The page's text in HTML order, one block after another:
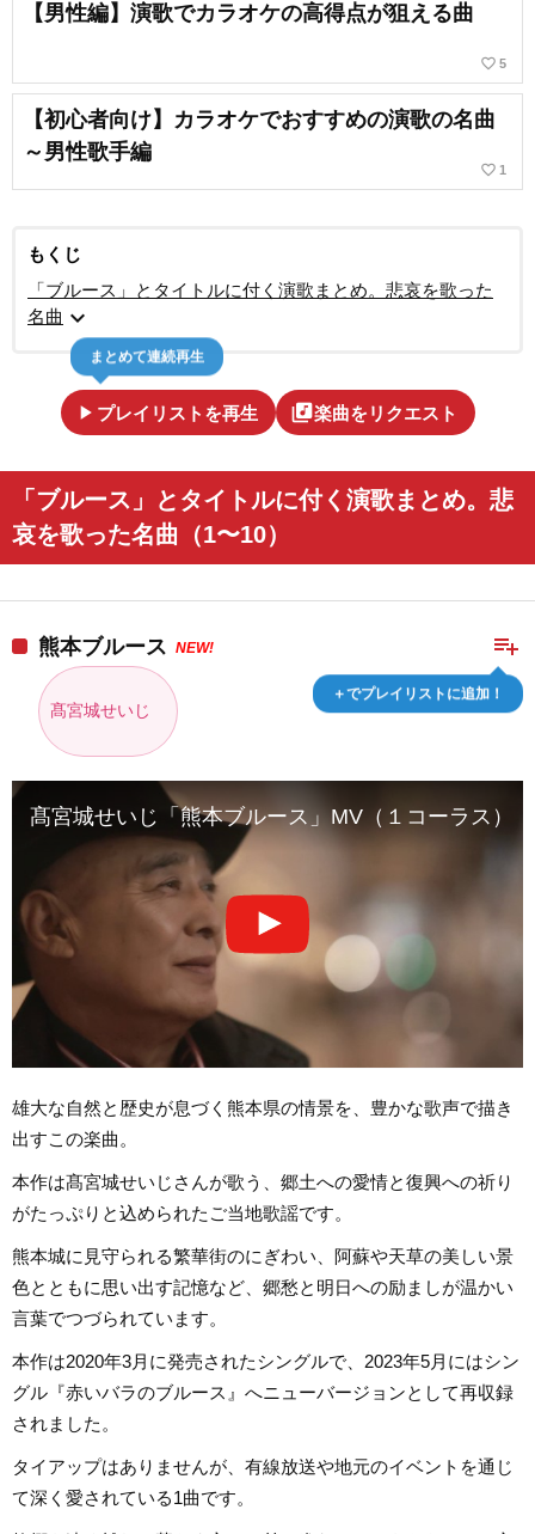
【男性編】演歌でカラオケの高得点が狙える曲
favorite_border 5
【初心者向け】カラオケでおすすめの演歌の名曲
～男性歌手編
favorite_border 1
もくじ
「ブルース」とタイトルに付く演歌まとめ。悲哀を歌った
名曲 expand_more
play_arrow プレイリストを再生
まとめて連続再生
library_music楽曲をリクエスト
「ブルース」とタイトルに付く演歌まとめ。悲
哀を歌った名曲（1〜10）
playlist_add
＋でプレイリストに追加！
熊本ブルース NEW!
髙宮城せいじ
髙宮城せいじ「熊本ブルース」MV（１コーラス）
雄大な自然と歴史が息づく熊本県の情景を、豊かな歌声で描き
出すこの楽曲。
本作は髙宮城せいじさんが歌う、郷土への愛情と復興への祈り
がたっぷりと込められたご当地歌謡です。
熊本城に見守られる繁華街のにぎわい、阿蘇や天草の美しい景
色とともに思い出す記憶など、郷愁と明日への励ましが温かい
言葉でつづられています。
本作は2020年3月に発売されたシングルで、2023年5月にはシン
グル『赤いバラのブルース』へニューバージョンとして再収録
されました。
タイアップはありませんが、有線放送や地元のイベントを通じ
て深く愛されている1曲です。